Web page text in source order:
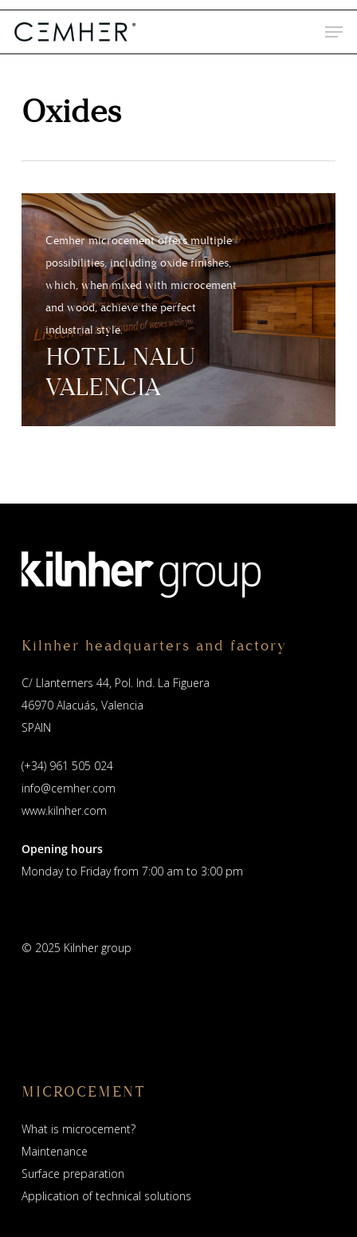
Skip
main
Oxides
Cemher microcement offers multiple
possibilities, including oxide finishes,
which, when mixed with microcement
and wood, achieve the perfect
industrial style.
HOTEL NALU
VALENCIA
Kilnher headquarters and factory
C/ Llanterners 44, Pol. Ind. La Figuera
46970 Alacuás, Valencia
SPAIN
(+34) 961 505 024
info@cemher.com
www.kilnher.com
Opening hours
Monday to Friday from 7:00 am to 3:00 pm
© 2025 Kilnher group
MICROCEMENT
What is microcement?
Maintenance
Surface preparation
Application of technical solutions